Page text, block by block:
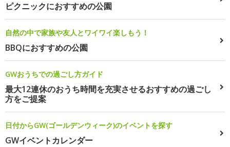
ピクニックにおすすめの公園
自然の中で家族や友人とワイワイ楽しもう！
BBQにおすすめの公園
GWおうちでの過ごし方ガイド
最大12連休のおうち時間を充実させるおすすめの過ごし
方をご提案
日付からGW(ゴールデンウィーク)のイベントを探す
GWイベントカレンダー